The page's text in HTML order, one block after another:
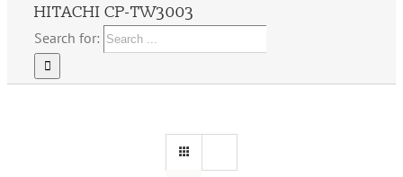
HITACHI CP-TW3003
Search for: